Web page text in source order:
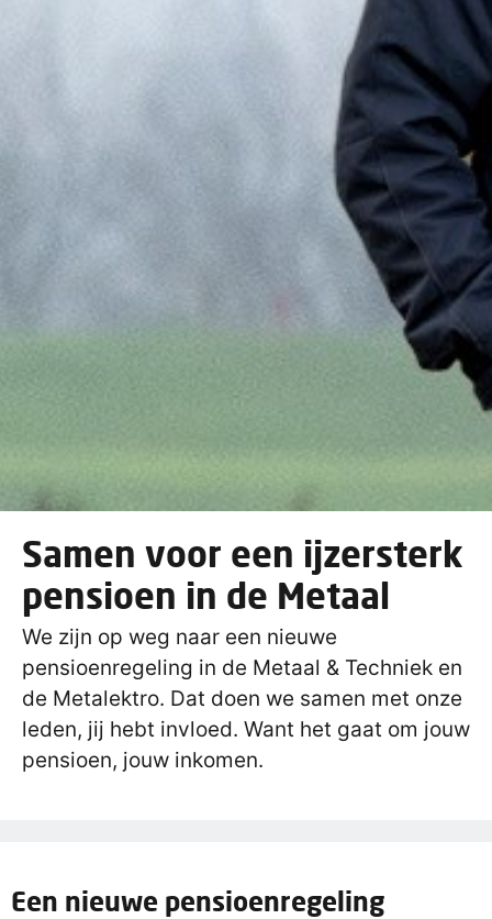
Samen voor een ijzersterk
pensioen in de Metaal
We zijn op weg naar een nieuwe
pensioenregeling in de Metaal & Techniek en
de Metalektro. Dat doen we samen met onze
leden, jij hebt invloed. Want het gaat om jouw
pensioen, jouw inkomen.
Een nieuwe pensioenregeling